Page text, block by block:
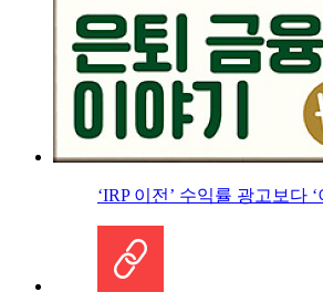
‘IRP 이전’ 수익률 광고보다